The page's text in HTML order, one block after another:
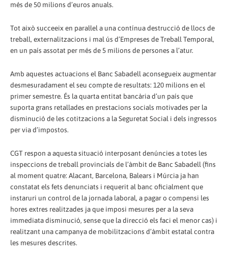
més de 50 milions d’euros anuals.
Tot això succeeix en paral·lel a una contínua destrucció de llocs de
treball, externalitzacions i mal ús d’Empreses de Treball Temporal,
en un país assotat per més de 5 milions de persones a l’atur.
Amb aquestes actuacions el Banc Sabadell aconsegueix augmentar
desmesuradament el seu compte de resultats: 120 milions en el
primer semestre. És la quarta entitat bancària d’un país que
suporta grans retallades en prestacions socials motivades per la
disminució de les cotitzacions a la Seguretat Social i dels ingressos
per via d’impostos.
CGT respon a aquesta situació interposant denúncies a totes les
inspeccions de treball provincials de l’àmbit de Banc Sabadell (fins
al moment quatre: Alacant, Barcelona, Balears i Múrcia ja han
constatat els fets denunciats i requerit al banc oficialment que
instaruri un control de la jornada laboral, a pagar o compensi les
hores extres realitzades ja que imposi mesures per a la seva
immediata disminució, sense que la direcció els faci el menor cas) i
realitzant una campanya de mobilitzacions d’àmbit estatal contra
les mesures descrites.